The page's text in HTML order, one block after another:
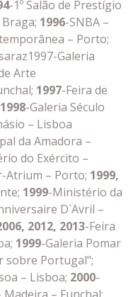
-1º Salão de Prestígio
1996-SNBA –
– Porto;
Galeria
Arte
1997-Feira de
1998-Galeria Século
– Lisboa
da Amadora –
do Exército –
Atrium – Porto; 1999,
1999-Ministério da
D`Avril –
2012, 2013-Feira
1999-Galeria Pomar
sobre Portugal";
– Lisboa; 2000-